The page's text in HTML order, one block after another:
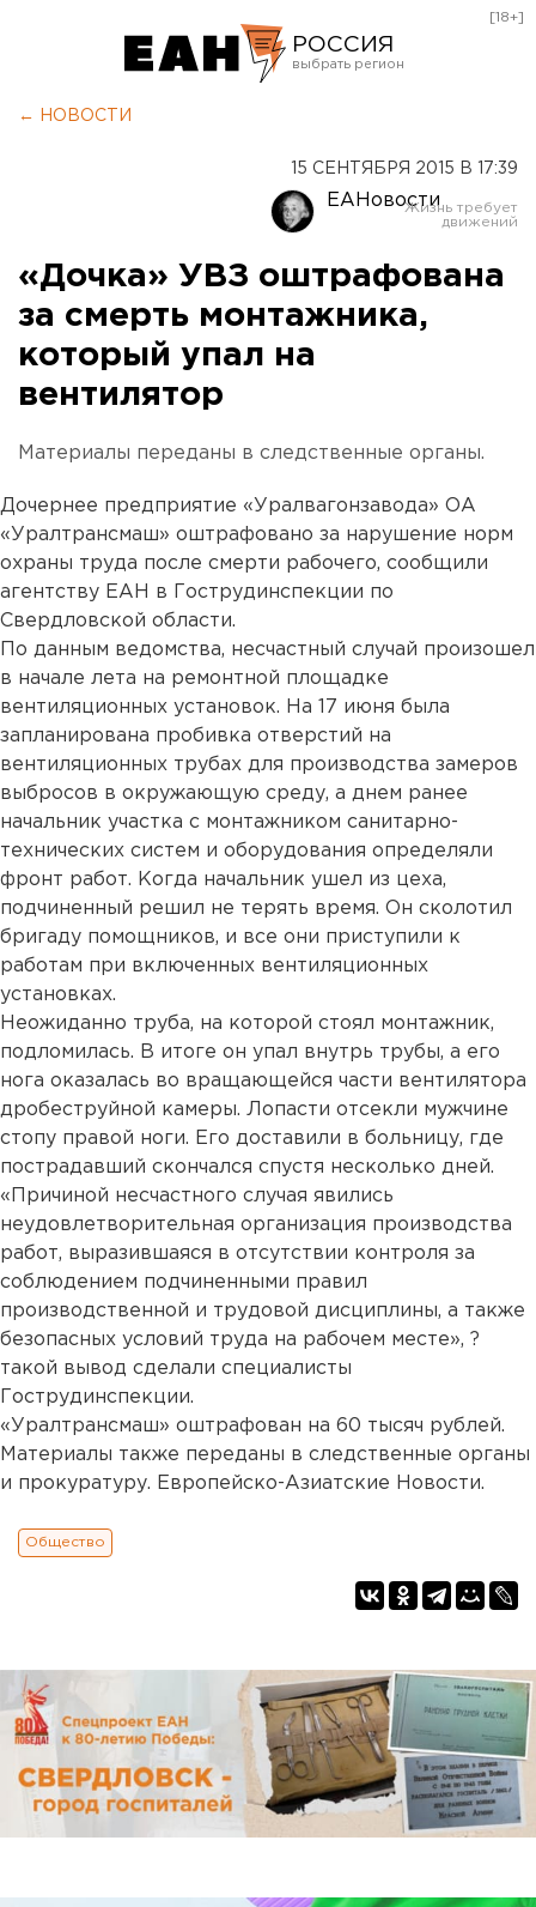
РОССИЯ
Оренбург
[18+]
← НОВОСТИ
15 СЕНТЯБРЯ 2015 В 17:39
ЕАНовости
«Дочка» УВЗ оштрафована
за смерть монтажника,
который упал на
вентилятор
Материалы переданы в следственные органы.
Дочернее предприятие «Уралвагонзавода» ОА
«Уралтрансмаш» оштрафовано за нарушение норм
охраны труда после смерти рабочего, сообщили
агентству ЕАН в Гострудинспекции по
Свердловской области.
По данным ведомства, несчастный случай произошел
в начале лета на ремонтной площадке
вентиляционных установок. На 17 июня была
запланирована пробивка отверстий на
вентиляционных трубах для производства замеров
выбросов в окружающую среду, а днем ранее
начальник участка с монтажником санитарно-
технических систем и оборудования определяли
фронт работ. Когда начальник ушел из цеха,
подчиненный решил не терять время. Он сколотил
бригаду помощников, и все они приступили к
работам при включенных вентиляционных
установках.
Неожиданно труба, на которой стоял монтажник,
подломилась. В итоге он упал внутрь трубы, а его
нога оказалась во вращающейся части вентилятора
дробеструйной камеры. Лопасти отсекли мужчине
стопу правой ноги. Его доставили в больницу, где
пострадавший скончался спустя несколько дней.
«Причиной несчастного случая явились
неудовлетворительная организация производства
работ, выразившаяся в отсутствии контроля за
соблюдением подчиненными правил
производственной и трудовой дисциплины, а также
безопасных условий труда на рабочем месте», ?
такой вывод сделали специалисты
Гострудинспекции.
«Уралтрансмаш» оштрафован на 60 тысяч рублей.
Материалы также переданы в следственные органы
и прокуратуру. Европейско-Азиатские Новости.
Общество